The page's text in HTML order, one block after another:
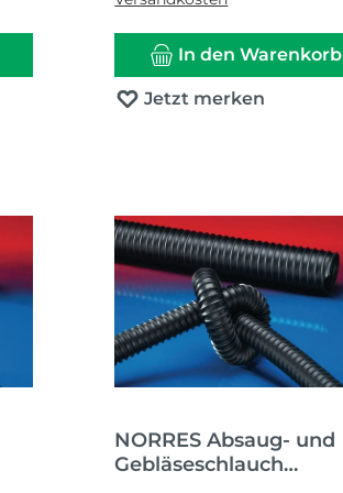
In den Warenkorb
Jetzt merken
NORRES Absaug- und
Gebläseschlauch